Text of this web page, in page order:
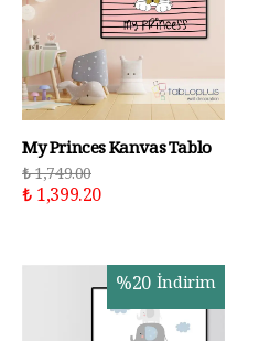
My Princes Kanvas Tablo
₺ 1,749.00
₺ 1,399.20
%20 İndirim